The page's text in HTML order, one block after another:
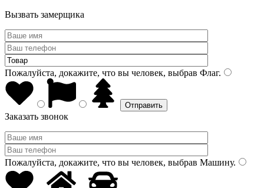
Вызвать замерщика
Пожалуйста, докажите, что вы человек, выбрав Флаг.
Заказать звонок
Пожалуйста, докажите, что вы человек, выбрав Машину.